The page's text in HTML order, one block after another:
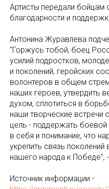
Артисты передали бойцам
благодарности и
Антонина Журавлева
"Горжусь тобой, боец
усилий подростков,
и поколений, геройских
волонтеров в общем
наших героев, утвердить
духом, сплотиться в
наши творческие
цель - поддержать
в себя и понимание, что
укрепить связь
нашего народа к Победе",
Источник информации -